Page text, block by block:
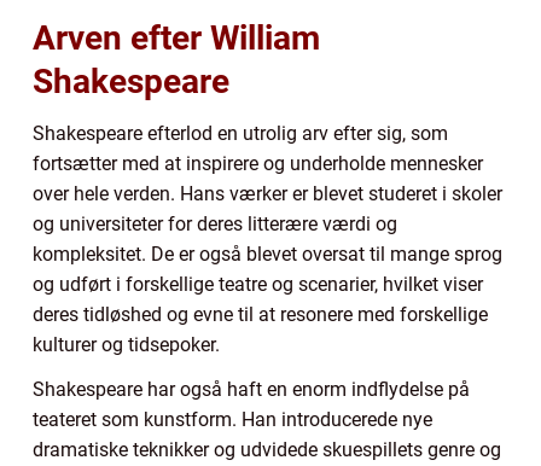
Arven efter William
Shakespeare
Shakespeare efterlod en utrolig arv efter sig, som
fortsætter med at inspirere og underholde mennesker
over hele verden. Hans værker er blevet studeret i skoler
og universiteter for deres litterære værdi og
kompleksitet. De er også blevet oversat til mange sprog
og udført i forskellige teatre og scenarier, hvilket viser
deres tidløshed og evne til at resonere med forskellige
kulturer og tidsepoker.
Shakespeare har også haft en enorm indflydelse på
teateret som kunstform. Han introducerede nye
dramatiske teknikker og udvidede skuespillets genre og